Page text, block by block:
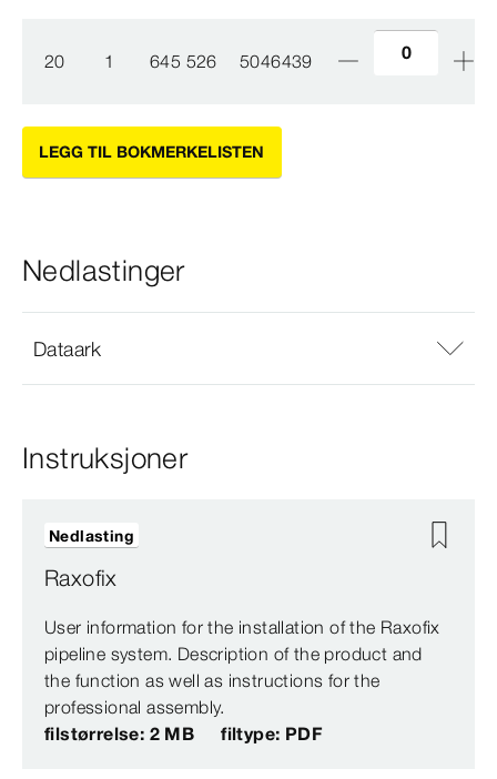
20 1 645 526 5046439
LEGG TIL BOKMERKELISTEN
Nedlastinger
Dataark
Instruksjoner
Raxofix
User information for the installation of the Raxofix
pipeline system. Description of the product and
the function as well as instructions for the
professional assembly.
filstørrelse: 2 MB
filtype: PDF
Nedlasting